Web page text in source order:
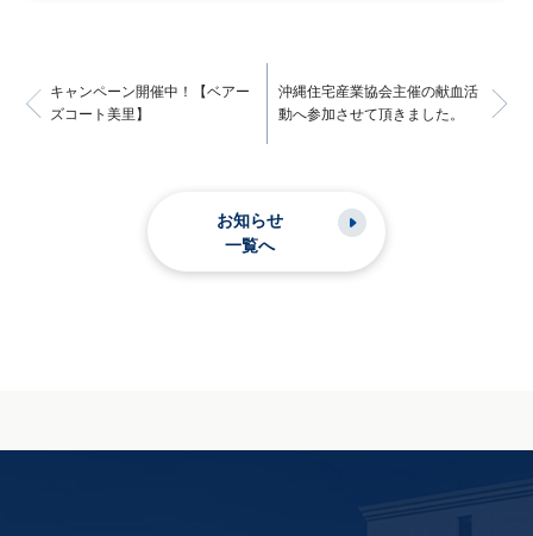
キャンペーン開催中！【ベアー
ズコート美里】
沖縄住宅産業協会主催の献血活
動へ参加させて頂きました。
お知らせ
一覧へ